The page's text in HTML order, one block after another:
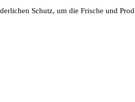
Schutz, um die Frische und